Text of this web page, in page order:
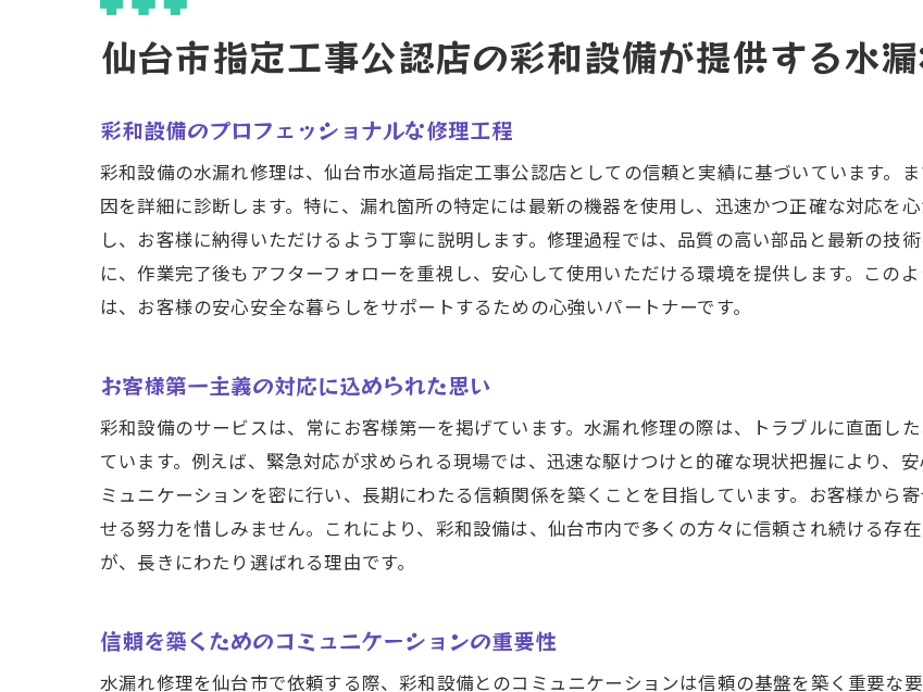
技術交流会で得た知見の紹介
仙台市の彩和設備が提供する水漏れトラブル解決の真髄
彩和設備のサービス哲学
お客様のニーズに応える柔軟性
地域社会への貢献活動
サービス品質を支えるチームワーク
顧客満足を追求する姿勢
仙台市指定工事公認店の彩和設備が提供する水
彩和設備のプロフェッショナルな修理工程
彩和設備の水漏れ修理は、仙台市水道局指定工事公認店としての信頼と実績に基づいています。
因を詳細に診断します。特に、漏れ箇所の特定には最新の機器を使用し、迅速かつ正確な対応を
し、お客様に納得いただけるよう丁寧に説明します。修理過程では、品質の高い部品と最新の技
に、作業完了後もアフターフォローを重視し、安心して使用いただける環境を提供します。この
は、お客様の安心安全な暮らしをサポートするための心強いパートナーです。
お客様第一主義の対応に込められた思い
彩和設備のサービスは、常にお客様第一を掲げています。水漏れ修理の際は、トラブルに直面し
ています。例えば、緊急対応が求められる現場では、迅速な駆けつけと的確な現状把握により、
ミュニケーションを密に行い、長期にわたる信頼関係を築くことを目指しています。お客様から
せる努力を惜しみません。これにより、彩和設備は、仙台市内で多くの方々に信頼され続ける存
が、長きにわたり選ばれる理由です。
信頼を築くためのコミュニケーションの重要性
水漏れ修理を仙台市で依頼する際、彩和設備とのコミュニケーションは信頼の基盤を築く重要な